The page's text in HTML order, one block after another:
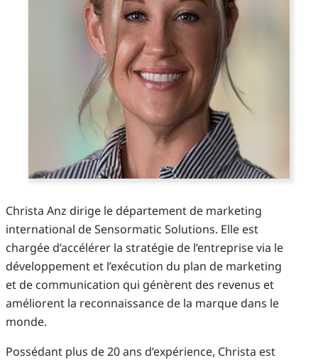
Christa Anz dirige le département de marketing
international de Sensormatic Solutions. Elle est
chargée d’accélérer la stratégie de l’entreprise via le
développement et l’exécution du plan de marketing
et de communication qui génèrent des revenus et
améliorent la reconnaissance de la marque dans le
monde.
Possédant plus de 20 ans d’expérience, Christa est